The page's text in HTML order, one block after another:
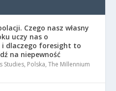
Czego nasz własny
uczy nas o
i dlaczego foresight to
na niepewność
Studies, Polska,The Millennium